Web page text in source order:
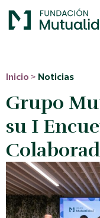
Inicio > Noticias
Grupo
su I